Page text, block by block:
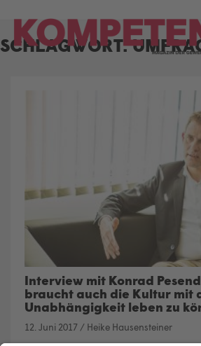
content
SCHLAGWORT:
Interview mit Konrad
braucht auch die Kultur mit
Unabhängigkeit leben zu
12. Juni 2017 / Heike Hausensteiner